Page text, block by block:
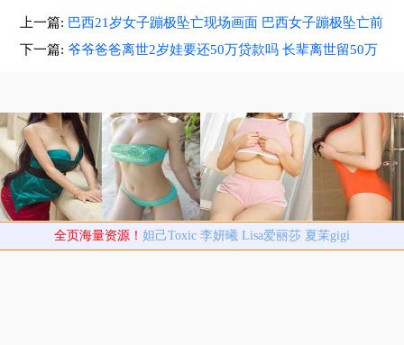
劝弃考
上一篇: 巴西21岁女子蹦极坠亡现场画面 巴西女子蹦极坠亡前
曾戏谑发文
下一篇: 爷爷爸爸离世2岁娃要还50万贷款吗 长辈离世留50万
全页海量资源！ 妲己Toxic 李妍曦 Lisa爱丽莎 夏茉gigi